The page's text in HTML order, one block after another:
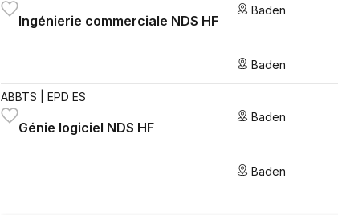
Ingénierie commerciale NDS HF
Baden
Baden
ABBTS | EPD ES
Génie logiciel NDS HF
Baden
Baden